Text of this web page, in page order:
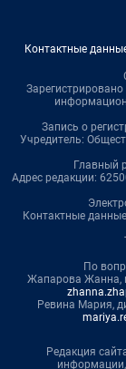
Контактные
Запись о
Учредитель:
Главный
Адрес редакции:
Контактные
По
Жапарова Жанна,
Ревина Мария,
Редакция